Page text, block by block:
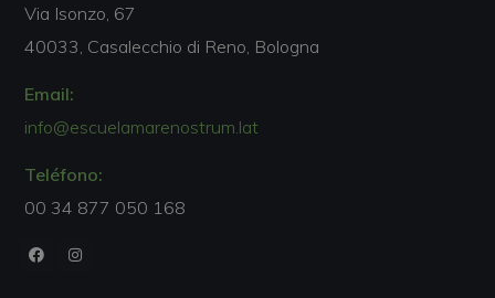
Via Isonzo, 67
40033, Casalecchio di Reno, Bologna
Email:
info@escuelamarenostrum.lat
Teléfono:
00 34 877 050 168